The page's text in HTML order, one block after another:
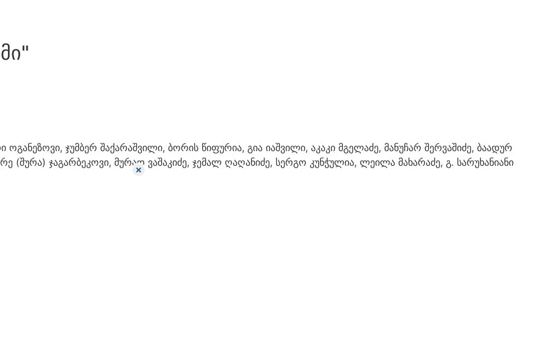
ჯუმბერ შაქარაშვილი, ბორის წიფურია, გია იაშვილი, აკაკი მგელაძე, მანუჩარ შერვაშიძე, ბაადურ
ჯაგარბეკოვი, მურად ვაშაკიძე, ჯემალ ღაღანიძე, სერგო კუნჭულია, ლეილა მახარაძე, გ. სარუხანიანი